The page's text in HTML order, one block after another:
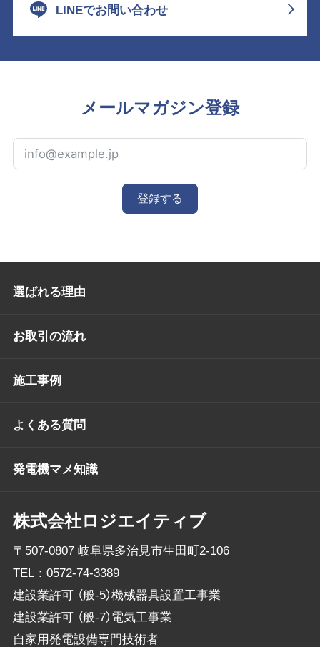
LINEでお問い合わせ
メールマガジン登録
登録する
株式会社ロジエイティブ
〒507-0807 岐阜県多治見市生田町2-106
TEL： 0572-74-3389
建設業許可 （般-5）機械器具設置工事業
建設業許可 （般-7）電気工事業
自家用発電設備専門技術者
選ばれる理由
お取引の流れ
施工事例
よくある質問
発電機マメ知識